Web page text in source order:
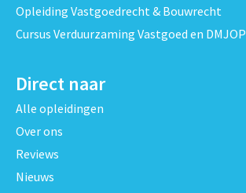
Opleiding Vastgoedrecht & Bouwrecht
Cursus Verduurzaming Vastgoed en DMJOP
Direct naar
Alle opleidingen
Over ons
Reviews
Nieuws